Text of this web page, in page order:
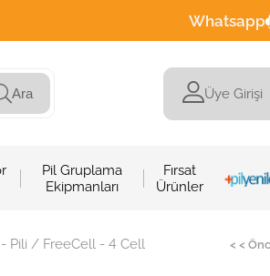
Whatsapp
Ara Üye Girişi
Pil Gruplama
Ekipmanları
Fırsat
Ürünler
Pili / FreeCell - 4 Cell < <